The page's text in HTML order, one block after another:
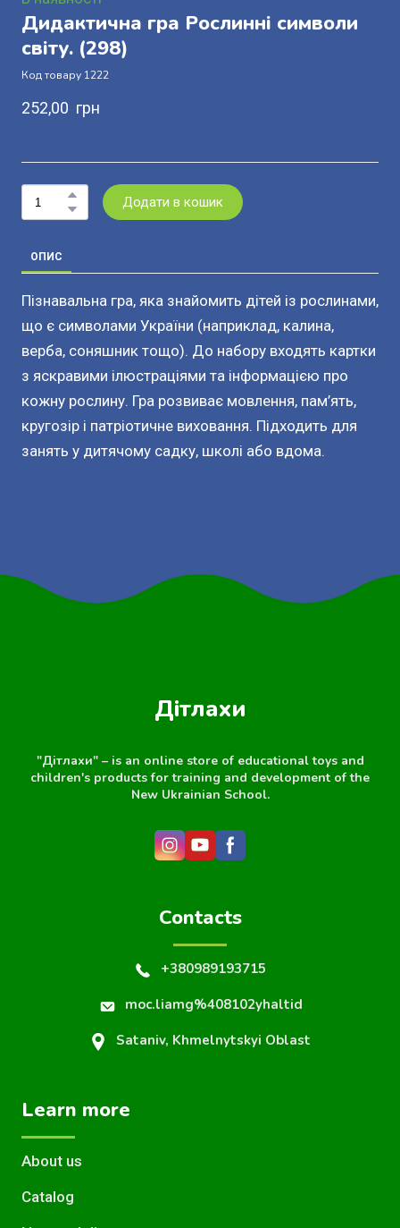
Дидактична гра Рослинні символи
світу. (298)
Код товару 1222
252,00  грн
Додати в кошик
ОПИС
Пізнавальна гра, яка знайомить дітей із рослинами,
що є символами України (наприклад, калина,
верба, соняшник тощо). До набору входять картки
з яскравими ілюстраціями та інформацією про
кожну рослину. Гра розвиває мовлення, пам’ять,
кругозір і патріотичне виховання. Підходить для
занять у дитячому садку, школі або вдома.
Дітлахи
"Дітлахи" – is an online store of educational toys and
children's products for training and development of the
New Ukrainian School.
Contacts
+380989193715
moc.liamg%408102yhaltid
Sataniv, Khmelnytskyi Oblast
Learn more
About us
Catalog